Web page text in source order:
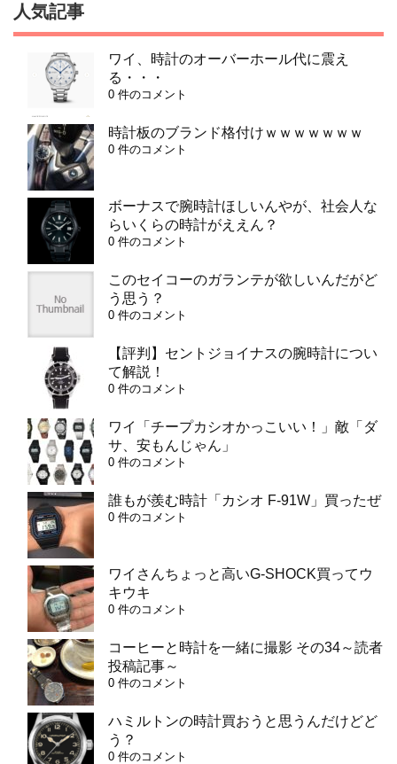
人気記事
ワイ、時計のオーバーホール代に震え
る・・・
0 件のコメント
時計板のブランド格付けｗｗｗｗｗｗｗ
0 件のコメント
ボーナスで腕時計ほしいんやが、社会人な
らいくらの時計がええん？
0 件のコメント
このセイコーのガランテが欲しいんだがど
う思う？
0 件のコメント
【評判】セントジョイナスの腕時計につい
て解説！
0 件のコメント
ワイ「チープカシオかっこいい！」敵「ダ
サ、安もんじゃん」
0 件のコメント
誰もが羨む時計「カシオ F-91W」買ったぜ
0 件のコメント
ワイさんちょっと高いG-SHOCK買ってウ
キウキ
0 件のコメント
コーヒーと時計を一緒に撮影 その34～読者
投稿記事～
0 件のコメント
ハミルトンの時計買おうと思うんだけどど
う？
0 件のコメント